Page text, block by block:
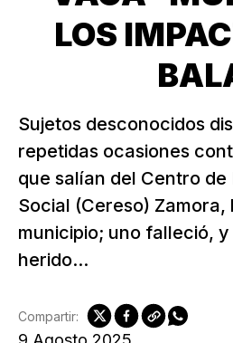
LOS
Sujetos desconocidos
repetidas ocasiones
que salían del Centro de
Social (Cereso)
municipio; uno falleció,
herido...
Compartir: